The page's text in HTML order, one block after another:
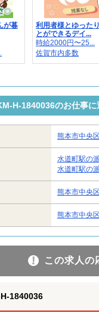
が暮
利用者様とゆった
とができるデイ...
時給2000円〜25...
佐賀市内多数
H-1840036のお仕事に
熊本市中央
水道町駅の
水道町駅の
熊本市中央
熊本市中央
この求人の
1840036